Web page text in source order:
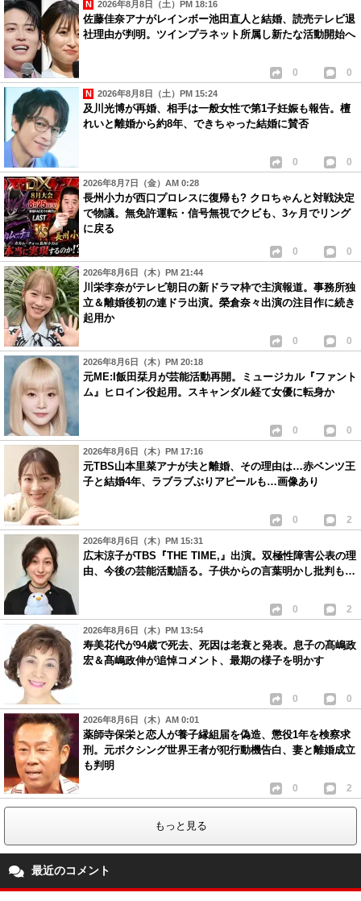
2026年8月8日（土）PM 18:16
佐藤佳奈アナがレインボー池田直人と結婚、読売テレビ退
社理由が判明。ツインプラネット所属し新たな活動開始へ
0 0
2026年8月8日（土）PM 15:24
及川光博が再婚、相手は一般女性で第1子妊娠も報告。檀
れいと離婚から約8年、できちゃった結婚に賛否
0 0
2026年8月7日（金）AM 0:28
長州小力が西口プロレスに復帰も? クロちゃんと対戦決定
で物議。無免許運転・信号無視でクビも、3ヶ月でリング
に戻る
0 0
2026年8月6日（木）PM 21:44
川栄李奈がテレビ朝日の新ドラマ枠で主演報道。事務所独
立＆離婚後初の連ドラ出演。榮倉奈々出演の注目作に続き
起用か
0 0
2026年8月6日（木）PM 20:18
元ME:I飯田栞月が芸能活動再開。ミュージカル『ファント
ム』ヒロイン役起用。スキャンダル経て女優に転身か
0 0
2026年8月6日（木）PM 17:16
元TBS山本里菜アナが夫と離婚、その理由は…赤ベンツ王
子と結婚4年、ラブラブぶりアピールも…画像あり
0 2
2026年8月6日（木）PM 15:31
広末涼子がTBS『THE TIME,』出演。双極性障害公表の理
由、今後の芸能活動語る。子供からの言葉明かし批判も…
0 2
2026年8月6日（木）PM 13:54
寿美花代が94歳で死去、死因は老衰と発表。息子の髙嶋政
宏＆髙嶋政伸が追悼コメント、最期の様子を明かす
0 0
2026年8月6日（木）AM 0:01
薬師寺保栄と恋人が養子縁組届を偽造、懲役1年を検察求
刑。元ボクシング世界王者が犯行動機告白、妻と離婚成立
も判明
0 2
もっと見る
最近のコメント